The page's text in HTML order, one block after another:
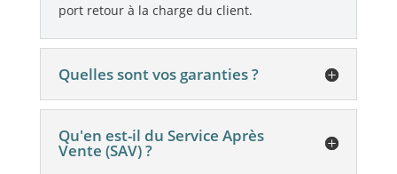
port retour à la charge du client.
Quelles sont vos garanties ?
Qu'en est-il du Service Après
Vente (SAV) ?